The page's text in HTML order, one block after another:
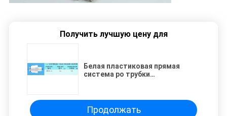
Получить лучшую цену для
Белая пластиковая прямая
система ро трубки
мужчиной
Продолжать